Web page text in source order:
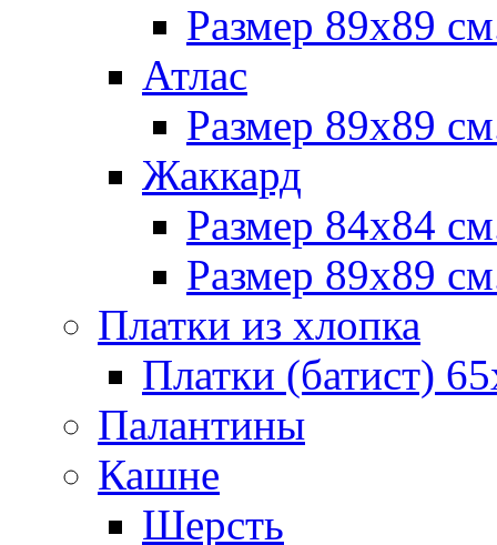
Размер 89х89
Атлас
Размер 89х89
Жаккард
Размер 84х84
Размер 89х89
Платки из хлопка
Платки (батист)
Палантины
Кашне
Шерсть